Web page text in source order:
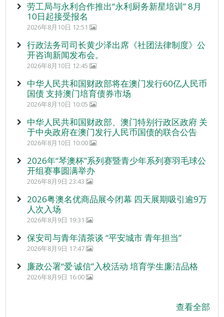
劳工局与永利合作推出“永利厨务新星培训” 8月
10日起接受报名
2026年8月10日 12:51
行政法务司司长黄少泽出席《社团法律制度》公
开咨询新闻发布会。
2026年8月10日 12:45
中华人民共和国财政部将在澳门发行60亿人民币
国债 支持澳门培育债券市场
2026年8月10日 10:05
中华人民共和国财政部、澳门特别行政区政府 关
于中央政府在澳门发行人民币国债的联合公告
2026年8月10日 10:00
2026年“琴澳杯”系列赛暨青少年系列赛羽毛球公
开组赛事圆满举办
2026年8月9日 23:43
2026粤澳名优商品展今闭幕 四天展期吸引逾9万
人次入场
2026年8月9日 19:31
保安司与青年清茶谈 “平安城市 青年担当”
2026年8月9日 17:47
廉政公署“爱‧诚信”入校活动 培育学生廉洁品格
2026年8月9日 16:00
查看全部